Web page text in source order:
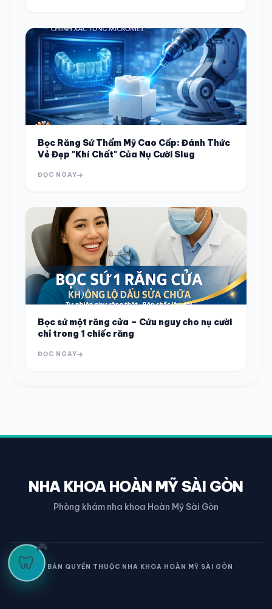
Bọc Răng Sứ Thẩm Mỹ Cao Cấp: Đánh Thức
Vẻ Đẹp "Khí Chất" Của Nụ Cười Slug
ĐỌC NGAY
Bọc sứ một răng cửa – Cứu nguy cho nụ cười
chỉ trong 1 chiếc răng
ĐỌC NGAY
NHA KHOA HOÀN MỸ SÀI GÒN
Phòng khám nha khoa Hoàn Mỹ Sài Gòn
© BẢN QUYỀN THUỘC NHA KHOA HOÀN MỸ SÀI GÒN
🦷
🎮